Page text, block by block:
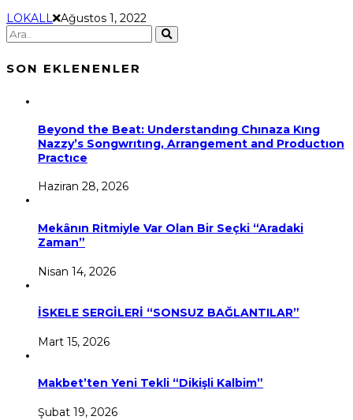
LOKALL Ağustos 1, 2022
SON EKLENENLER
Beyond the Beat: Understandıng Chınaza Kıng
Nazzy’s Songwrıtıng, Arrangement and Productıon
Practıce
Haziran 28, 2026
Mekânın Ritmiyle Var Olan Bir Seçki “Aradaki
Zaman”
Nisan 14, 2026
İSKELE SERGİLERİ “SONSUZ BAĞLANTILAR”
Mart 15, 2026
Makbet’ten Yeni Tekli “Dikişli Kalbim”
Şubat 19, 2026